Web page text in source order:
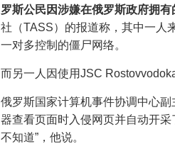
罗斯公民因涉嫌在俄罗斯政府拥有
社（TASS）的报道称，其中一人
一对多控制的僵尸网络。
而另一人因使用JSC
俄罗斯国家计算机事件协调中心
器查看页面时入侵网页并自动开
不知道”，他说。